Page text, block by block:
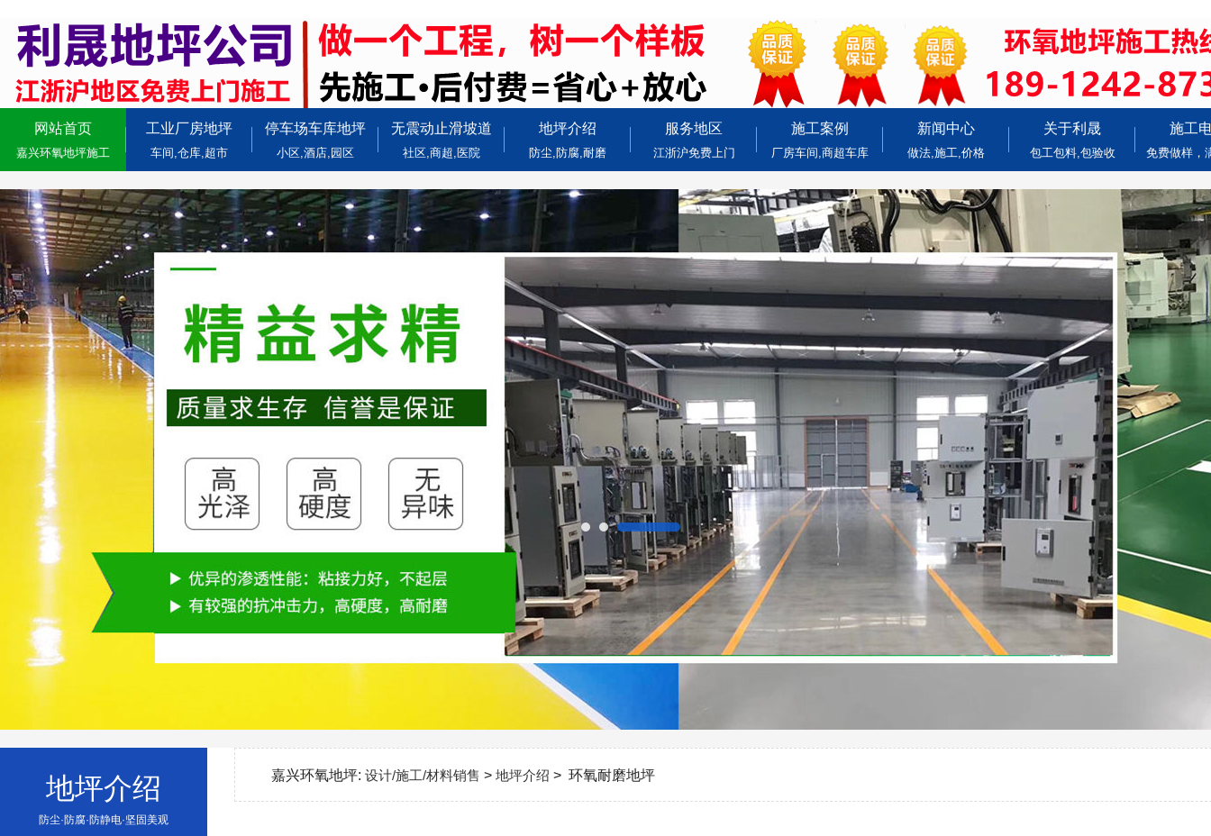
网站首页
嘉兴环氧地坪施工
工业厂房地坪
车间,仓库,超市
停车场车库地坪
小区,酒店,园区
无震动止滑坡道
社区,商超,医院
地坪介绍
防尘,防腐,耐磨
服务地区
江浙沪免费上门
施工案例
厂房车间,商超车库
新闻中心
做法,施工,价格
关于利晟
包工包料,包验收
施工
免费做样，
地坪介绍
防尘·防腐·防静电·坚固美观
嘉兴环氧地坪: 设计/施工/材料销售 > 地坪介绍 > 环氧耐磨地坪